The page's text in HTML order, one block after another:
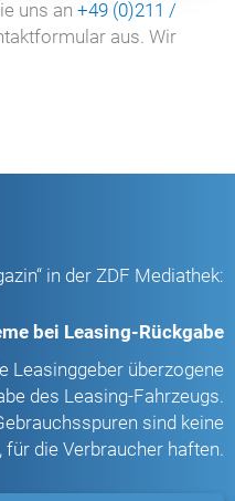
uns an +49 (0)211 /
aus. Wir
in der ZDF Mediathek:
bei Leasing-Rückgabe
Leasinggeber überzogene
des Leasing-Fahrzeugs.
sind keine
für die Verbraucher haften.